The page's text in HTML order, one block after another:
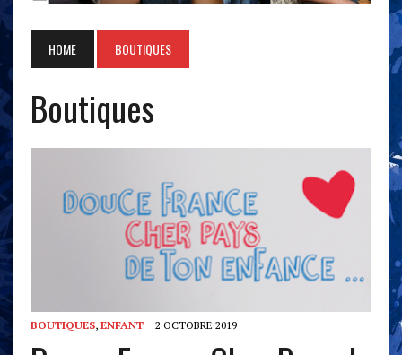
HOME BOUTIQUES
Boutiques
BOUTIQUES, ENFANT 2 OCTOBRE 2019